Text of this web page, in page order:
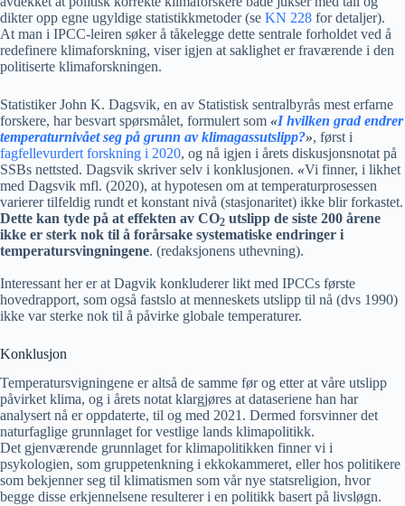
dikter opp egne ugyldige statistikkmetoder (se KN 228 for detaljer).
At man i IPCC-leiren søker å tåkelegge dette sentrale forholdet ved å
redefinere klimaforskning, viser igjen at saklighet er fraværende i den
politiserte klimaforskningen.
Statistiker John K. Dagsvik, en av Statistisk sentralbyrås mest erfarne
forskere, har besvart spørsmålet, formulert som «I hvilken grad endrer
temperaturnivået seg på grunn av klimagassutslipp?», først i
fagfellevurdert forskning i 2020, og nå igjen i årets diskusjonsnotat på
SSBs nettsted. Dagsvik skriver selv i konklusjonen. «Vi finner, i likhet
med Dagsvik mfl. (2020), at hypotesen om at temperaturprosessen
varierer tilfeldig rundt et konstant nivå (stasjonaritet) ikke blir forkastet.
Dette kan tyde på at effekten av CO2 utslipp de siste 200 årene
ikke er sterk nok til å forårsake systematiske endringer i
temperatursvingningene. (redaksjonens uthevning).
Interessant her er at Dagvik konkluderer likt med IPCCs første
hovedrapport, som også fastslo at menneskets utslipp til nå (dvs 1990)
ikke var sterke nok til å påvirke globale temperaturer.
Konklusjon
Temperatursvigningene er altså de samme før og etter at våre utslipp
påvirket klima, og i årets notat klargjøres at dataseriene han har
analysert nå er oppdaterte, til og med 2021. Dermed forsvinner det
naturfaglige grunnlaget for vestlige lands klimapolitikk.
Det gjenværende grunnlaget for klimapolitikken finner vi i
psykologien, som gruppetenkning i ekkokammeret, eller hos politikere
som bekjenner seg til klimatismen som vår nye statsreligion, hvor
begge disse erkjennelsene resulterer i en politikk basert på livsløgn.